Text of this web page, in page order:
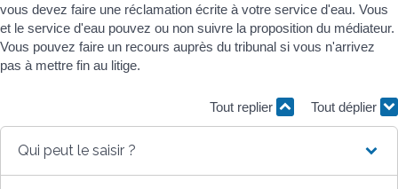
vous devez faire une réclamation écrite à votre service d'eau. Vous
et le service d'eau pouvez ou non suivre la proposition du médiateur.
Vous pouvez faire un recours auprès du tribunal si vous n'arrivez
pas à mettre fin au litige.
Tout replier Tout déplier
Qui peut le saisir ?